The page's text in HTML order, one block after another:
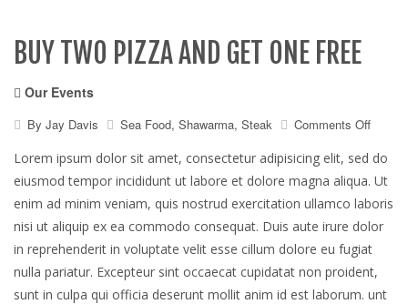
BUY TWO PIZZA AND GET ONE FREE
Our Events
By Jay Davis Sea Food, Shawarma, Steak Comments Offon
two
pizza
and
get
one
Lorem ipsum dolor sit amet, consectetur adipisicing elit, sed do
eiusmod tempor incididunt ut labore et dolore magna aliqua. Ut
enim ad minim veniam, quis nostrud exercitation ullamco laboris
nisi ut aliquip ex ea commodo consequat. Duis aute irure dolor
in reprehenderit in voluptate velit esse cillum dolore eu fugiat
nulla pariatur. Excepteur sint occaecat cupidatat non proident,
sunt in culpa qui officia deserunt mollit anim id est laborum. unt